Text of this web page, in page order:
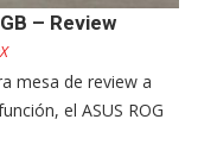
– Review
mesa de review a
el ASUS ROG